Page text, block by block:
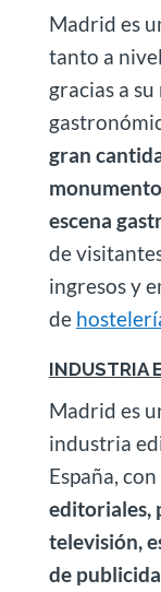
Madrid es
tanto a
gracias a
gran
escena
de
ingresos y
de
INDUSTRIA
Madrid es
industria
España,
editoriales,
televisión,
de